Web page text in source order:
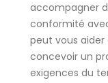
accompagner
conformité
peut vous aider
concevoir un
exigences du